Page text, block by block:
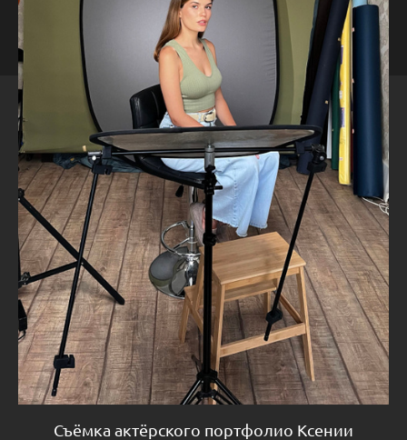
Съёмка актёрского портфолио Ксении